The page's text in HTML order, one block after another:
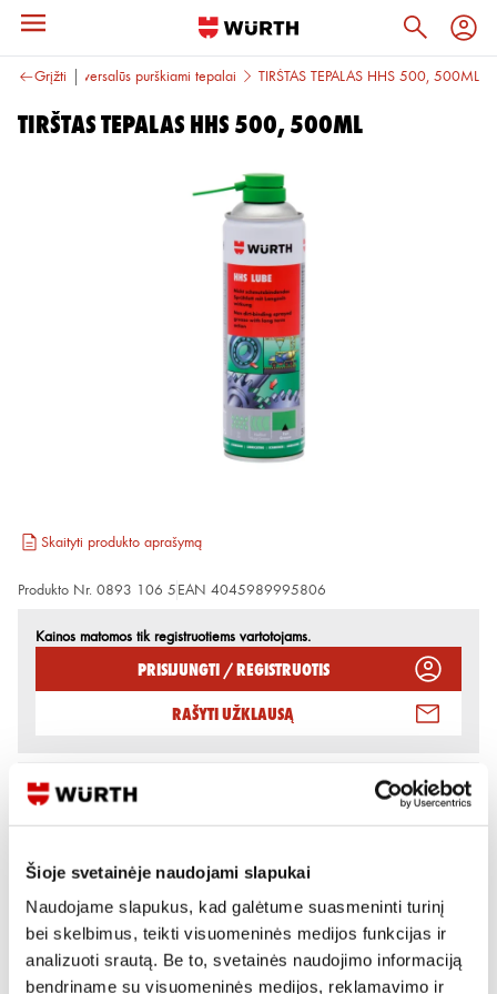
Šioje svetainėje naudojami slapukai
Naudojame slapukus, kad galėtume suasmeninti turinį
bei skelbimus, teikti visuomeninės medijos funkcijas ir
analizuoti srautą. Be to, svetainės naudojimo informaciją
bendriname su visuomeninės medijos, reklamavimo ir
GrįžtiUniversalūs purškiami tepalai TIRŠTAS TEPALAS HHS 500, 500ML
TIRŠTAS TEPALAS HHS 500, 500ML
Skaityti produkto aprašymą
Produkto Nr. 0893 106 5 EAN 4045989995806
Kainos matomos tik registruotiems vartotojams.
Prisijungti / Registruotis
Rašyti užklausą
Reikia daugiau informacijos?
Skambinti:+370 694 91387